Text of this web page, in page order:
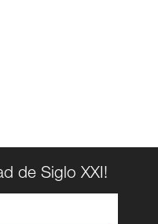
de Siglo XXI!